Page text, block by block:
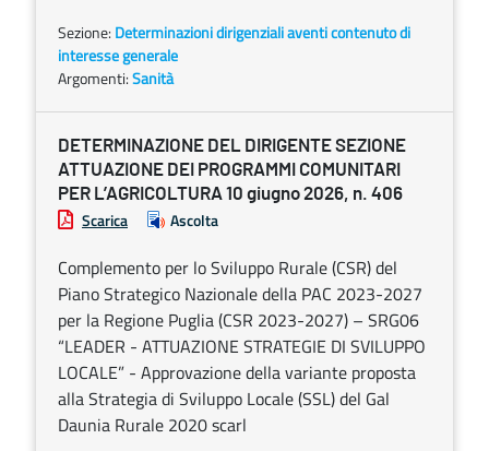
Sezione: Determinazioni dirigenziali aventi contenuto di
interesse generale
Argomenti:Sanità
DETERMINAZIONE DEL DIRIGENTE SEZIONE
ATTUAZIONE DEI PROGRAMMI COMUNITARI
PER L’AGRICOLTURA 10 giugno 2026, n. 406
Scarica Ascolta
Complemento per lo Sviluppo Rurale (CSR) del
Piano Strategico Nazionale della PAC 2023-2027
per la Regione Puglia (CSR 2023-2027) – SRG06
“LEADER - ATTUAZIONE STRATEGIE DI SVILUPPO
LOCALE” - Approvazione della variante proposta
alla Strategia di Sviluppo Locale (SSL) del Gal
Daunia Rurale 2020 scarl